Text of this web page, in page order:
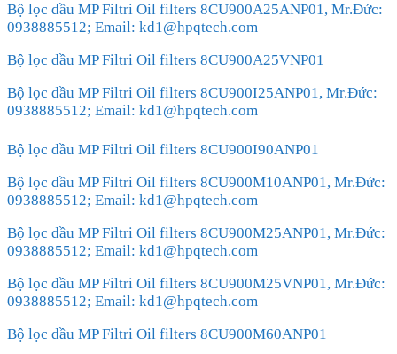
Bộ lọc dầu MP Filtri Oil filters 8CU900A25ANP01, Mr.Đức:
0938885512; Email: kd1@hpqtech.com
Bộ lọc dầu MP Filtri Oil filters 8CU900A25VNP01
Bộ lọc dầu MP Filtri Oil filters 8CU900I25ANP01, Mr.Đức:
0938885512; Email: kd1@hpqtech.com
Bộ lọc dầu MP Filtri Oil filters 8CU900I90ANP01
Bộ lọc dầu MP Filtri Oil filters 8CU900M10ANP01, Mr.Đức:
0938885512; Email: kd1@hpqtech.com
Bộ lọc dầu MP Filtri Oil filters 8CU900M25ANP01, Mr.Đức:
0938885512; Email: kd1@hpqtech.com
Bộ lọc dầu MP Filtri Oil filters 8CU900M25VNP01, Mr.Đức:
0938885512; Email: kd1@hpqtech.com
Bộ lọc dầu MP Filtri Oil filters 8CU900M60ANP01